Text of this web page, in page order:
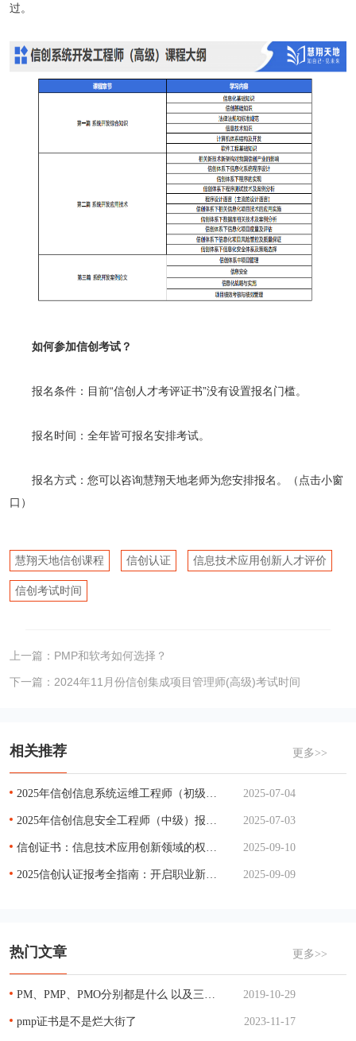
过。
如何参加信创考试？
报名条件：目前“信创人才考评证书”没有设置报名门槛。
报名时间：全年皆可报名安排考试。
报名方式：您可以咨询慧翔天地老师为您安排报名。（点击小窗
口）
慧翔天地信创课程 信创认证 信息技术应用创新人才评价
信创考试时间
上一篇： PMP和软考如何选择？
下一篇： 2024年11月份信创集成项目管理师(高级)考试时间
相关推荐 更多>>
2025年信创信息系统运维工程师（初级）报考指南 2025-07-04
2025年信创信息安全工程师（中级）报考指南 2025-07-03
信创证书：信息技术应用创新领域的权威认证与职业发展利器 2025-09-10
2025信创认证报考全指南：开启职业新篇章 2025-09-09
热门文章 更多>>
2019-10-29
pmp证书是不是烂大街了 2023-11-17